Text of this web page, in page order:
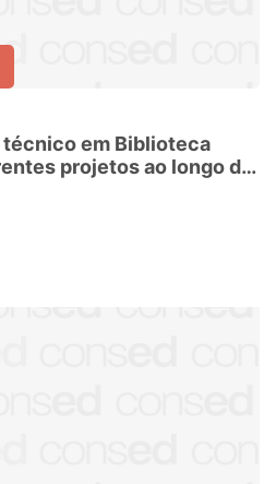
em Biblioteca
projetos ao longo de